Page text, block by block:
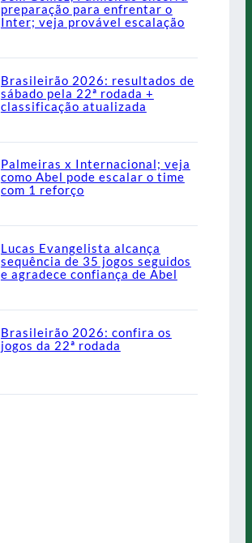
preparação para enfrentar o
Inter; veja provável escalação
Brasileirão 2026: resultados de
sábado pela 22ª rodada +
classificação atualizada
Palmeiras x Internacional; veja
como Abel pode escalar o time
com 1 reforço
Lucas Evangelista alcança
sequência de 35 jogos seguidos
e agradece confiança de Abel
Brasileirão 2026: confira os
jogos da 22ª rodada